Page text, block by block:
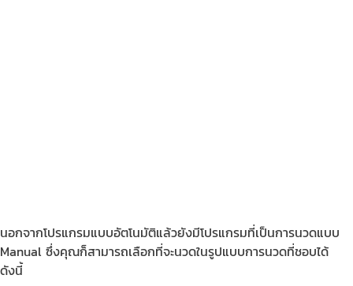
นอกจากโปรแกรมแบบอัตโนมัติแล้วยังมีโปรแกรมที่เป็นการนวดแบบ
Manual ซึ่งคุณก็สามารถเลือกที่จะนวดในรูปแบบการนวดที่ชอบได้
ดังนี้